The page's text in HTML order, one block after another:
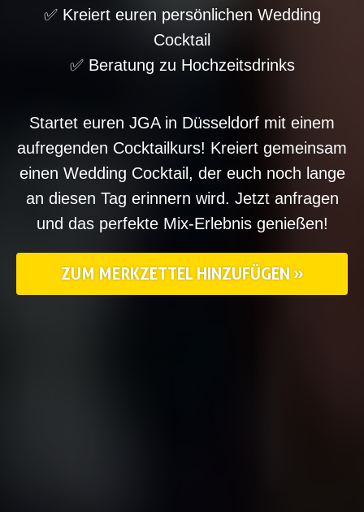
✅ Kreiert euren persönlichen Wedding
Cocktail
✅ Beratung zu Hochzeitsdrinks
Startet euren JGA in Düsseldorf mit einem
aufregenden Cocktailkurs! Kreiert gemeinsam
einen Wedding Cocktail, der euch noch lange
an diesen Tag erinnern wird. Jetzt anfragen
und das perfekte Mix-Erlebnis genießen!
ZUM MERKZETTEL HINZUFÜGEN »